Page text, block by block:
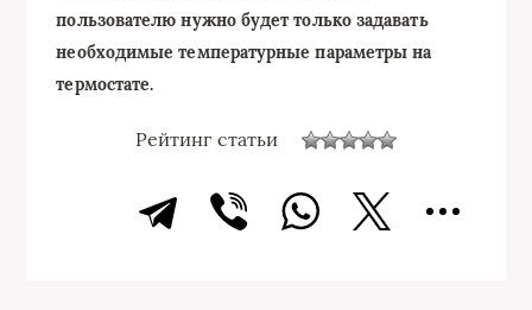
пользователю нужно будет только задавать
необходимые температурные параметры на
термостате.
Рейтинг статьи